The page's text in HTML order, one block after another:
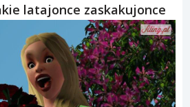
latajonce zaskakujonce